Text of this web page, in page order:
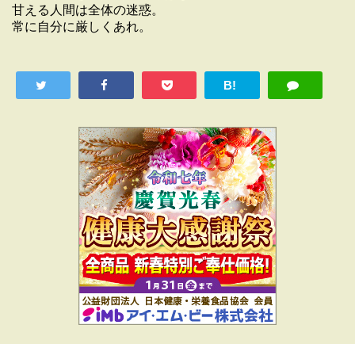
甘える人間は全体の迷惑。
常に自分に厳しくあれ。
B!